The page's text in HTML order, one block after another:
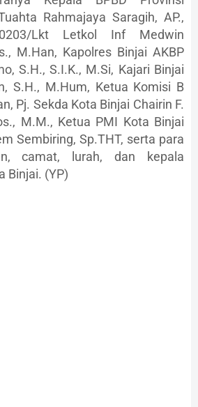
Rahmajaya Saragih, AP.,
Lkt Letkol Inf Medwin
M.Han, Kapolres Binjai AKBP
S.H., S.I.K., M.Si, Kajari Binjai
S.H., M.Hum, Ketua Komisi B
Pj. Sekda Kota Binjai Chairin F.
M.M., Ketua PMI Kota Binjai
Sembiring, Sp.THT, serta para
camat, lurah, dan kepala
Binjai. (YP)